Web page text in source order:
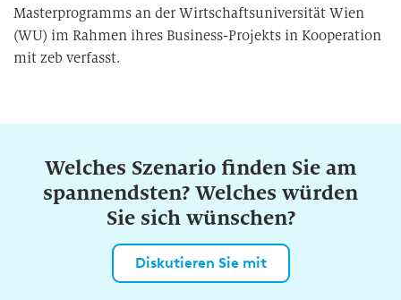
Masterprogramms an der Wirtschaftsuniversität Wien
(WU) im Rahmen ihres Business-Projekts in Kooperation
mit zeb verfasst.
Welches Szenario finden Sie am
spannendsten? Welches würden
Sie sich wünschen?
Diskutieren Sie mit